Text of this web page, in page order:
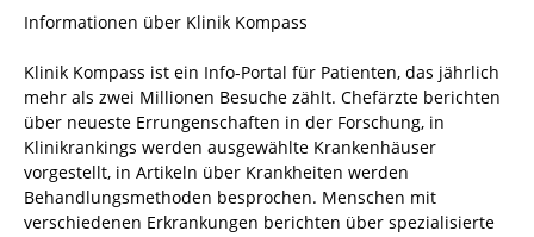
Informationen über Klinik Kompass
Klinik Kompass ist ein Info-Portal für Patienten, das jährlich
mehr als zwei Millionen Besuche zählt. Chefärzte berichten
über neueste Errungenschaften in der Forschung, in
Klinikrankings werden ausgewählte Krankenhäuser
vorgestellt, in Artikeln über Krankheiten werden
Behandlungsmethoden besprochen. Menschen mit
verschiedenen Erkrankungen berichten über spezialisierte